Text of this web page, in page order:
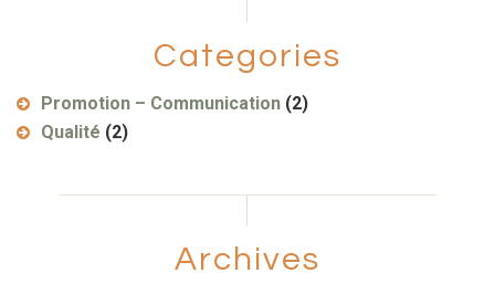
Categories
Promotion – Communication (2)
Qualité (2)
Archives